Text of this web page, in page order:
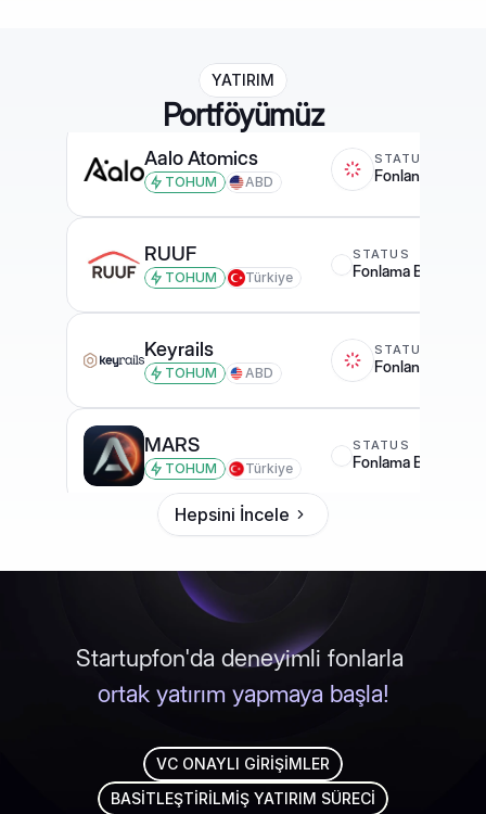
YATIRIM
Portföyümüz
Bucked Games
TOHUM Türkiye
Aalo Atomics
TOHUM ABD
STATUS
Fonlandı
RUUF
TOHUM Türkiye
STATUS
Fonlama Bitti
Keyrails
TOHUM ABD
STATUS
Fonlandı
MARS
TOHUM Türkiye
STATUS
Fonlama Bitti
Philosopher King
Hepsini İncele
Startupfon'da deneyimli fonlarla
ortak yatırım yapmaya başla!
VC ONAYLI GİRİŞİMLER
BASİTLEŞTİRİLMİŞ YATIRIM SÜRECİ